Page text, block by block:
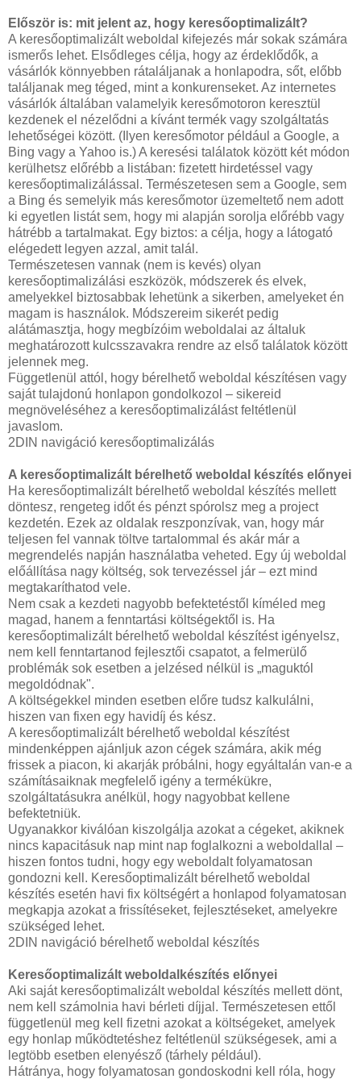
Először is: mit jelent az, hogy keresőoptimalizált?
A keresőoptimalizált weboldal kifejezés már sokak számára
ismerős lehet. Elsődleges célja, hogy az érdeklődők, a
vásárlók könnyebben rátaláljanak a honlapodra, sőt, előbb
találjanak meg téged, mint a konkurenseket. Az internetes
vásárlók általában valamelyik keresőmotoron keresztül
kezdenek el nézelődni a kívánt termék vagy szolgáltatás
lehetőségei között. (Ilyen keresőmotor például a Google, a
Bing vagy a Yahoo is.) A keresési találatok között két módon
kerülhetsz előrébb a listában: fizetett hirdetéssel vagy
keresőoptimalizálással. Természetesen sem a Google, sem
a Bing és semelyik más keresőmotor üzemeltető nem adott
ki egyetlen listát sem, hogy mi alapján sorolja előrébb vagy
hátrébb a tartalmakat. Egy biztos: a célja, hogy a látogató
elégedett legyen azzal, amit talál.
Természetesen vannak (nem is kevés) olyan
keresőoptimalizálási eszközök, módszerek és elvek,
amelyekkel biztosabbak lehetünk a sikerben, amelyeket én
magam is használok. Módszereim sikerét pedig
alátámasztja, hogy megbízóim weboldalai az általuk
meghatározott kulcsszavakra rendre az első találatok között
jelennek meg.
Függetlenül attól, hogy bérelhető weboldal készítésen vagy
saját tulajdonú honlapon gondolkozol – sikereid
megnöveléséhez a keresőoptimalizálást feltétlenül
javaslom.
2DIN navigáció keresőoptimalizálás
A keresőoptimalizált bérelhető weboldal készítés előnyei
Ha keresőoptimalizált bérelhető weboldal készítés mellett
döntesz, rengeteg időt és pénzt spórolsz meg a project
kezdetén. Ezek az oldalak reszponzívak, van, hogy már
teljesen fel vannak töltve tartalommal és akár már a
megrendelés napján használatba veheted. Egy új weboldal
előállítása nagy költség, sok tervezéssel jár – ezt mind
megtakaríthatod vele.
Nem csak a kezdeti nagyobb befektetéstől kíméled meg
magad, hanem a fenntartási költségektől is. Ha
keresőoptimalizált bérelhető weboldal készítést igényelsz,
nem kell fenntartanod fejlesztői csapatot, a felmerülő
problémák sok esetben a jelzésed nélkül is „maguktól
megoldódnak".
A költségekkel minden esetben előre tudsz kalkulálni,
hiszen van fixen egy havidíj és kész.
A keresőoptimalizált bérelhető weboldal készítést
mindenképpen ajánljuk azon cégek számára, akik még
frissek a piacon, ki akarják próbálni, hogy egyáltalán van-e a
számításaiknak megfelelő igény a termékükre,
szolgáltatásukra anélkül, hogy nagyobbat kellene
befektetniük.
Ugyanakkor kiválóan kiszolgálja azokat a cégeket, akiknek
nincs kapacitásuk nap mint nap foglalkozni a weboldallal –
hiszen fontos tudni, hogy egy weboldalt folyamatosan
gondozni kell. Keresőoptimalizált bérelhető weboldal
készítés esetén havi fix költségért a honlapod folyamatosan
megkapja azokat a frissítéseket, fejlesztéseket, amelyekre
szükséged lehet.
2DIN navigáció bérelhető weboldal készítés
Keresőoptimalizált weboldalkészítés előnyei
Aki saját keresőoptimalizált weboldal készítés mellett dönt,
nem kell számolnia havi bérleti díjjal. Természetesen ettől
függetlenül meg kell fizetni azokat a költségeket, amelyek
egy honlap működtetéshez feltétlenül szükségesek, ami a
legtöbb esetben elenyésző (tárhely például).
Hátránya, hogy folyamatosan gondoskodni kell róla, hogy